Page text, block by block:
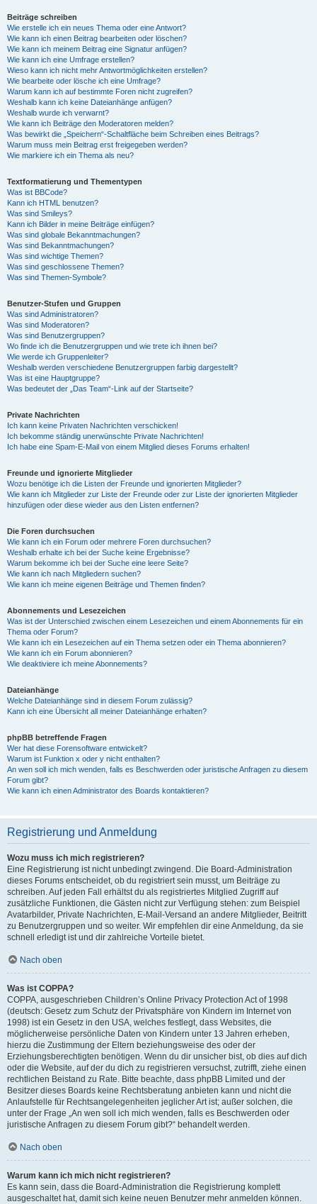
Beiträge schreiben
Wie erstelle ich ein neues Thema oder eine Antwort?
Wie kann ich einen Beitrag bearbeiten oder löschen?
Wie kann ich meinem Beitrag eine Signatur anfügen?
Wie kann ich eine Umfrage erstellen?
Wieso kann ich nicht mehr Antwortmöglichkeiten erstellen?
Wie bearbeite oder lösche ich eine Umfrage?
Warum kann ich auf bestimmte Foren nicht zugreifen?
Weshalb kann ich keine Dateianhänge anfügen?
Weshalb wurde ich verwarnt?
Wie kann ich Beiträge den Moderatoren melden?
Was bewirkt die „Speichern“-Schaltfläche beim Schreiben eines Beitrags?
Warum muss mein Beitrag erst freigegeben werden?
Wie markiere ich ein Thema als neu?
Textformatierung und Thementypen
Was ist BBCode?
Kann ich HTML benutzen?
Was sind Smileys?
Kann ich Bilder in meine Beiträge einfügen?
Was sind globale Bekanntmachungen?
Was sind Bekanntmachungen?
Was sind wichtige Themen?
Was sind geschlossene Themen?
Was sind Themen-Symbole?
Benutzer-Stufen und Gruppen
Was sind Administratoren?
Was sind Moderatoren?
Was sind Benutzergruppen?
Wo finde ich die Benutzergruppen und wie trete ich ihnen bei?
Wie werde ich Gruppenleiter?
Weshalb werden verschiedene Benutzergruppen farbig dargestellt?
Was ist eine Hauptgruppe?
Was bedeutet der „Das Team“-Link auf der Startseite?
Private Nachrichten
Ich kann keine Privaten Nachrichten verschicken!
Ich bekomme ständig unerwünschte Private Nachrichten!
Ich habe eine Spam-E-Mail von einem Mitglied dieses Forums erhalten!
Freunde und ignorierte Mitglieder
Wozu benötige ich die Listen der Freunde und ignorierten Mitglieder?
Wie kann ich Mitglieder zur Liste der Freunde oder zur Liste der ignorierten Mitglieder
hinzufügen oder diese wieder aus den Listen entfernen?
Die Foren durchsuchen
Wie kann ich ein Forum oder mehrere Foren durchsuchen?
Weshalb erhalte ich bei der Suche keine Ergebnisse?
Warum bekomme ich bei der Suche eine leere Seite?
Wie kann ich nach Mitgliedern suchen?
Wie kann ich meine eigenen Beiträge und Themen finden?
Abonnements und Lesezeichen
Was ist der Unterschied zwischen einem Lesezeichen und einem Abonnements für ein
Thema oder Forum?
Wie kann ich ein Lesezeichen auf ein Thema setzen oder ein Thema abonnieren?
Wie kann ich ein Forum abonnieren?
Wie deaktiviere ich meine Abonnements?
Dateianhänge
Welche Dateianhänge sind in diesem Forum zulässig?
Kann ich eine Übersicht all meiner Dateianhänge erhalten?
phpBB betreffende Fragen
Wer hat diese Forensoftware entwickelt?
Warum ist Funktion x oder y nicht enthalten?
An wen soll ich mich wenden, falls es Beschwerden oder juristische Anfragen zu diesem
Forum gibt?
Wie kann ich einen Administrator des Boards kontaktieren?
Registrierung und Anmeldung
Wozu muss ich mich registrieren?
Eine Registrierung ist nicht unbedingt zwingend. Die Board-Administration
dieses Forums entscheidet, ob du registriert sein musst, um Beiträge zu
schreiben. Auf jeden Fall erhältst du als registriertes Mitglied Zugriff auf
zusätzliche Funktionen, die Gästen nicht zur Verfügung stehen: zum Beispiel
Avatarbilder, Private Nachrichten, E-Mail-Versand an andere Mitglieder, Beitritt
zu Benutzergruppen und so weiter. Wir empfehlen dir eine Anmeldung, da sie
schnell erledigt ist und dir zahlreiche Vorteile bietet.
Nach oben
Was ist COPPA?
COPPA, ausgeschrieben Children’s Online Privacy Protection Act of 1998
(deutsch: Gesetz zum Schutz der Privatsphäre von Kindern im Internet von
1998) ist ein Gesetz in den USA, welches festlegt, dass Websites, die
möglicherweise persönliche Daten von Kindern unter 13 Jahren erheben,
hierzu die Zustimmung der Eltern beziehungsweise des oder der
Erziehungsberechtigten benötigen. Wenn du dir unsicher bist, ob dies auf dich
oder die Website, auf der du dich zu registrieren versuchst, zutrifft, ziehe einen
rechtlichen Beistand zu Rate. Bitte beachte, dass phpBB Limited und der
Besitzer dieses Boards keine Rechtsberatung anbieten kann und nicht die
Anlaufstelle für Rechtsangelegenheiten jeglicher Art ist; außer solchen, die
unter der Frage „An wen soll ich mich wenden, falls es Beschwerden oder
juristische Anfragen zu diesem Forum gibt?“ behandelt werden.
Nach oben
Warum kann ich mich nicht registrieren?
Es kann sein, dass die Board-Administration die Registrierung komplett
ausgeschaltet hat, damit sich keine neuen Benutzer mehr anmelden können.